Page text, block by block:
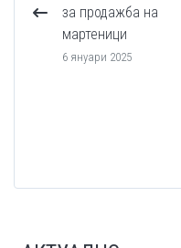
за продажба на
мартеници
6 януари 2025